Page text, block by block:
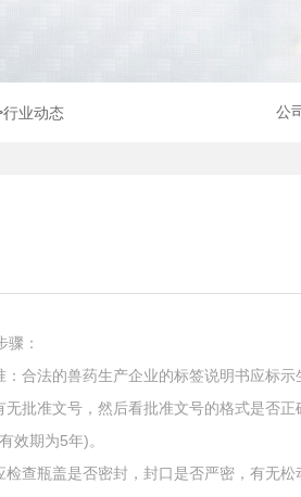
公
行业动态
：
法的兽药生产企业的标签说明书应标示
准文号，然后看批准文号的格式是否正
效期为5年)。
瓶盖是否密封，封口是否严密，有无松